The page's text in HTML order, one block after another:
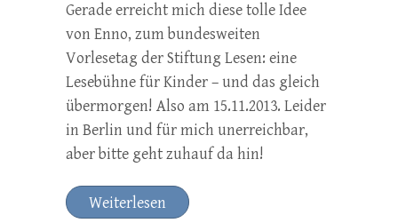
Gerade erreicht mich diese tolle Idee
von Enno, zum bundesweiten
Vorlesetag der Stiftung Lesen: eine
Lesebühne für Kinder – und das gleich
übermorgen! Also am 15.11.2013. Leider
in Berlin und für mich unerreichbar,
aber bitte geht zuhauf da hin!
Weiterlesen